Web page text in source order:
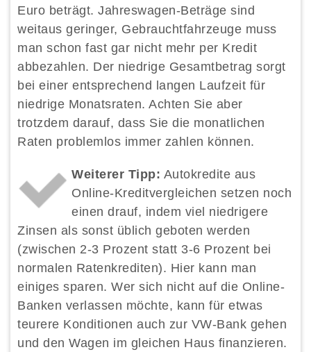
Euro beträgt. Jahreswagen-Beträge sind
weitaus geringer, Gebrauchtfahrzeuge muss
man schon fast gar nicht mehr per Kredit
abbezahlen. Der niedrige Gesamtbetrag sorgt
bei einer entsprechend langen Laufzeit für
niedrige Monatsraten. Achten Sie aber
trotzdem darauf, dass Sie die monatlichen
Raten problemlos immer zahlen können.
Weiterer Tipp: Autokredite aus
Online-Kreditvergleichen setzen noch
einen drauf, indem viel niedrigere
Zinsen als sonst üblich geboten werden
(zwischen 2-3 Prozent statt 3-6 Prozent bei
normalen Ratenkrediten). Hier kann man
einiges sparen. Wer sich nicht auf die Online-
Banken verlassen möchte, kann für etwas
teurere Konditionen auch zur VW-Bank gehen
und den Wagen im gleichen Haus finanzieren.